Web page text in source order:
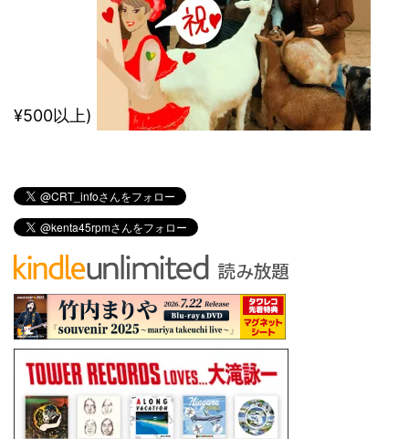
¥500以上)